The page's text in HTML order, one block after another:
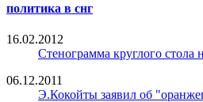
политика в снг
16.02.2012
Стенограмма круглого
06.12.2011
Э.Кокойты заявил об